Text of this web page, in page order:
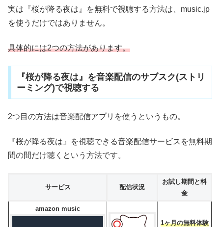
実は『桜が降る夜は』を無料で視聴する方法は、music.jp
を使うだけではありません。
具体的には2つの方法があります。
『桜が降る夜は』を音楽配信のサブスク(ストリ
ーミング)で視聴する
2つ目の方法は音楽配信アプリを使うというもの。
『桜が降る夜は』を視聴できる音楽配信サービスを無料期
間の間だけ聴くという方法です。
サービス 配信状況
お試し期間と料
金
amazon music
1ヶ月の無料体験